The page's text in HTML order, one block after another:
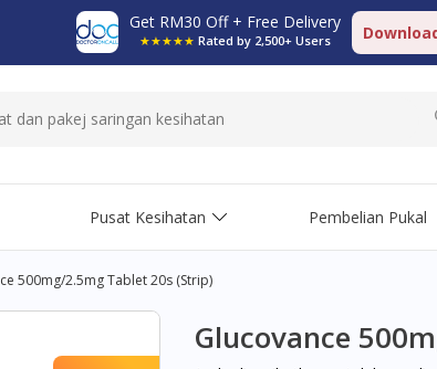
Get RM30 Off + Free Delivery
★★★★★ Rated by 2,500+ Users
Pusat Kesihatan Pembelian Pukal
500mg/2.5mg Tablet 20s (strip)
Glucovance